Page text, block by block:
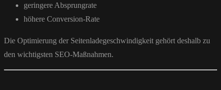
geringere Absprungrate
höhere Conversion-Rate
Die Optimierung der Seitenladegeschwindigkeit gehört deshalb zu
den wichtigsten SEO-Maßnahmen.